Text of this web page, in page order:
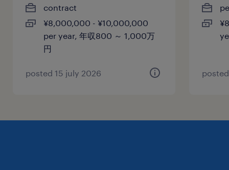
contract
¥8,000,000 - ¥10,000,000
per year, 年収800 ～ 1,000万
円
posted 15 july 2026